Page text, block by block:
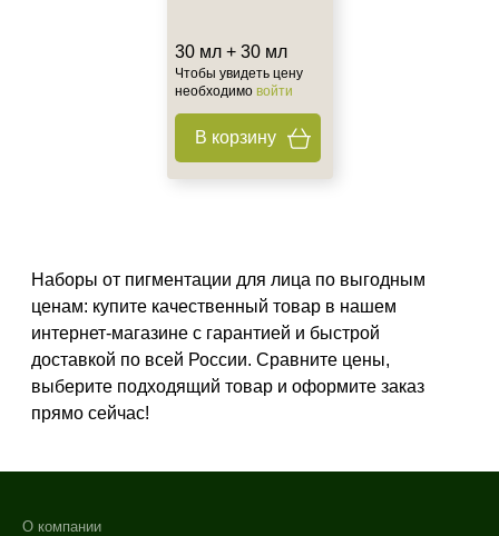
Воспаление
Показать еще
Гладкость
Лифтинг
Область применения
30 мл + 30 мл
Чтобы увидеть цену
необходимо войти
В корзину
Наборы от пигментации для лица по выгодным
ценам: купите качественный товар в нашем
интернет-магазине с гарантией и быстрой
доставкой по всей России. Сравните цены,
выберите подходящий товар и оформите заказ
прямо сейчас!
О компании
Не показывать предложение о консультации